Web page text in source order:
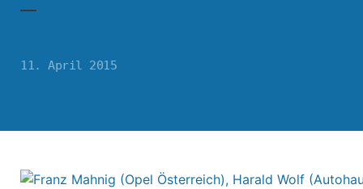
11. April 2015